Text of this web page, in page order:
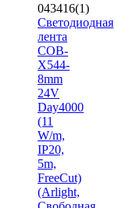
043416(1)
Светодиодная
лента
COB-
X544-
8mm
24V
Day4000
(11
W/m,
IP20,
5m,
FreeCut)
(Arlight,